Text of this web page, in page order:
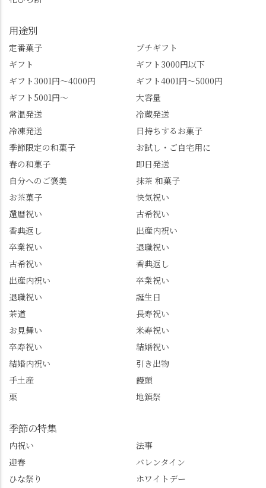
すめ品ばかりです。よ
かったらぜひこの機会
北川🍡 住所 長岡京市う
ぐいす台1-3 TEL 075-
954-0400 営業時間 10:00
@mizuha_kitagawa #セン
ス長岡京 #SENSE長岡
京公式アンバサダー #み
ずは北川 私のアカウン
グルメをメインに発
信。お店選びの参考な
どにご利用いただける
の情報を詳しく知りた
い人は、下記アカウン
トもあわせてチェック
@sense_nagaokakyo 長岡
京市観光協会
@nagaokakyo_tourism ふ
@furufuru_nagaokakyo
物価の値上がりが激し
景、もっと知られてほ
しい！ 🍋締めは「みず
話題のレモンわらび餅
と、夏季限定・竹筒入
り水ようかん「清竹」
んな大満足の笑顔😋 さ
らに日高さんから、な
かの邸の珈琲パックと
小倉山荘のお菓子のサ
で🎁最後の最後まで"お
もてなし"の心を教えて
いただきました。 プロ
ドライバーならではの
ルート取り、駐車場事
情、お客様を飽きさせ
ない語り口…。楽しみ
ながら学びっぱなしの
のガイド活動にしっか
り活かしていきます💪
西山、ほんまにええと
こです。次はあなたを
🚕✨ #京都西山旅感 #京
都西山 #おもてなしタク
こごろ #勝持寺 #正法寺
#善峯寺 #あじさい #あ
じさい供養 #遊龍の松 #
用途別
定番菓子
プチギフト
ギフト
ギフト3000円以下
ギフト3001円～4000円
ギフト4001円～5000円
ギフト5001円～
大容量
常温発送
冷蔵発送
冷凍発送
日持ちするお菓子
季節限定の和菓子
お試し・ご自宅用に
春の和菓子
即日発送
自分へのご褒美
抹茶 和菓子
お茶菓子
快気祝い
還暦祝い
古希祝い
香典返し
出産内祝い
卒業祝い
退職祝い
古希祝い
香典返し
出産内祝い
卒業祝い
退職祝い
誕生日
茶道
長寿祝い
お見舞い
米寿祝い
卒寿祝い
結婚祝い
結婚内祝い
引き出物
手土産
饅頭
栗
地鎮祭
季節の特集
内祝い
法事
迎春
バレンタイン
ひな祭り
ホワイトデー